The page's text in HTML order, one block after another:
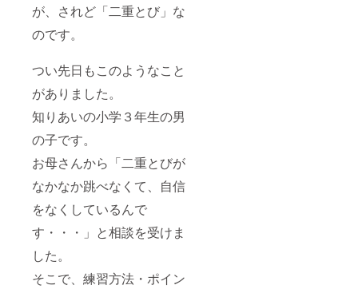
が、されど「二重とび」な
のです。
つい先日もこのようなこと
がありました。
知りあいの小学３年生の男
の子です。
お母さんから「二重とびが
なかなか跳べなくて、自信
をなくしているんで
す・・・」と相談を受けま
した。
そこで、練習方法・ポイン